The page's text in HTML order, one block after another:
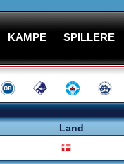
KAMPE SPILLERE
Land